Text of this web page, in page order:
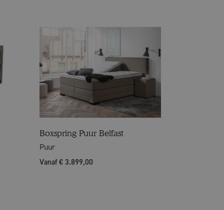
Boxspring Puur Belfast
Puur
Vanaf € 3.899,00